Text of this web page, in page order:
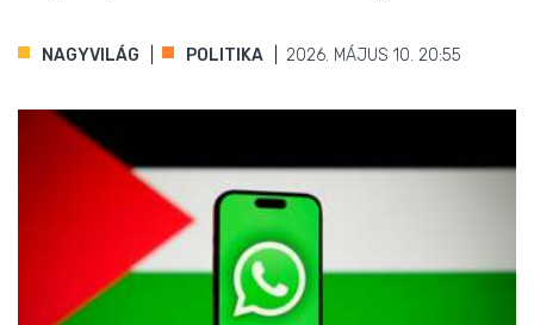
NAGYVILÁG POLITIKA 2026. MÁJUS 10. 20:55